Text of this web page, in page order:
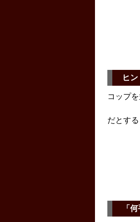
ヒ
コップ
だとす
「